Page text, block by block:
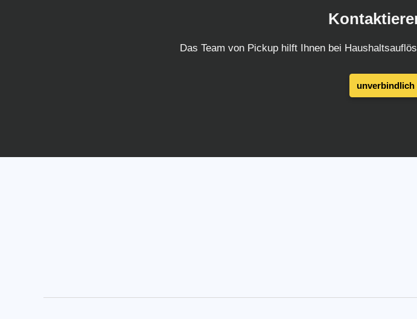
Das Team von Pickup hilft Ihnen bei
unverbindlich